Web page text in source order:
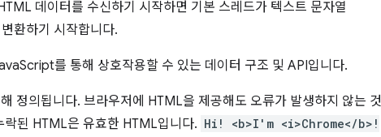
데이터를 수신하기 시작하면 기본 스레드가 텍스트 문자열
환하기 시작합니다.
를 통해 상호작용할 수 있는 데이터 구조 및 API입니다.
정의됩니다. 브라우저에 HTML을 제공해도 오류가 발생하지 않는 것
락된 HTML은 유효한 HTML입니다. Hi! <b>I'm <i>Chrome</b>!